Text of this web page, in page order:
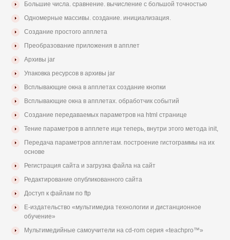
Большие числа. сравнение. вычисление с большой точностью
Одномерные массивы. создание. инициализация.
Создание простого апплета
Преобразование приложения в апплет
Архивы jar
Упаковка ресурсов в архивы jar
Всплывающие окна в апплетах создание кнопки
Всплывающие окна в апплетах. обработчик событий
Создание передаваемых параметров на html странице
Тение параметров в апплете ици теперь, внутри этого метода init,
Передача параметров апплетам. построение гистограммы на их
основе
Регистрация сайта и загрузка файла на сайт
Редактирование опубликованного сайта
Доступ к файлам по ftp
Е-издательство «мультимедиа технологии и дистанционное
обучение»
Мультимедийные самоучители на cd-rom серия «teachpro™»